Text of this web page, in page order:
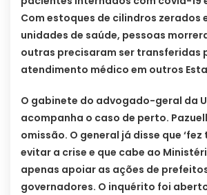
Com estoques de cilindros zerados
unidades de saúde, pessoas
outras precisaram ser transferidas
atendimento médico em outros
O gabinete do advogado-geral da
acompanha o caso de perto.
omissão. O general já disse que ‘fez
evitar a crise e que cabe ao
apenas apoiar as ações de
governadores. O inquérito foi